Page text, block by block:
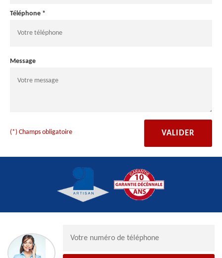
Téléphone *
Message
(*) Champs obligatoire